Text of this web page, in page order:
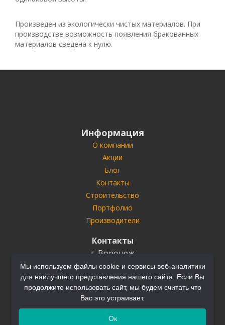
Произведен из экологически чистых материалов. При
производстве возможность появления бракованных
материалов сведена к нулю.
Информация
О компании
Акции
Блог
Контакты
Строительство
Портфолио
Производители
Контакты
г. Воронеж
ул. Антонова-Овсеенко 35У
Тел.+7 (910) 732-03-22+7 (910) 749-70-70
Мы используем файлы cookie и сервисы веб-аналитики
для наилучшего представления нашего сайта. Если Вы
продолжите использовать сайт, мы будем считать что
Вас это устраивает.
Ок